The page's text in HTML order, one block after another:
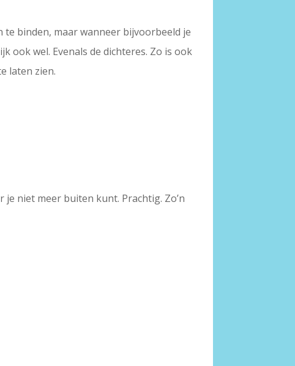
binden, maar wanneer bijvoorbeeld je
ook wel. Evenals de dichteres. Zo is ook
laten zien.
niet meer buiten kunt. Prachtig. Zo’n